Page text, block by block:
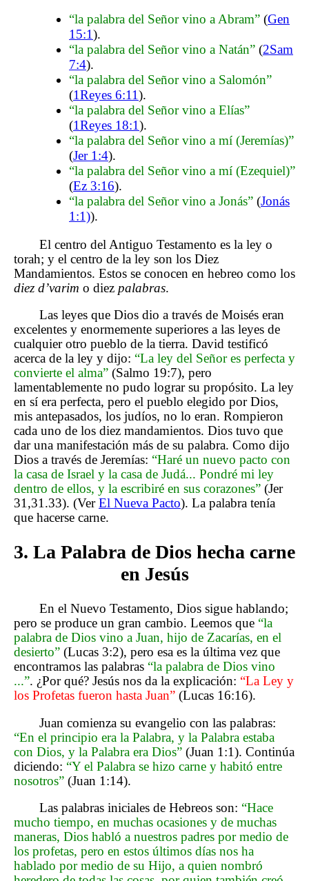
“la palabra del Señor vino a Abram” (Gen
15:1).
“la palabra del Señor vino a Natán” (2Sam
7:4).
“la palabra del Señor vino a Salomón”
(1Reyes 6:11).
“la palabra del Señor vino a Elías”
(1Reyes 18:1).
“la palabra del Señor vino a mí (Jeremías)”
(Jer 1:4).
“la palabra del Señor vino a mí (Ezequiel)”
(Ez 3:16).
“la palabra del Señor vino a Jonás” (Jonás
1:1)).
El centro del Antiguo Testamento es la ley o
torah; y el centro de la ley son los Diez
Mandamientos. Estos se conocen en hebreo como los
diez d’varim o diez palabras.
Las leyes que Dios dio a través de Moisés eran
excelentes y enormemente superiores a las leyes de
cualquier otro pueblo de la tierra. David testificó
acerca de la ley y dijo: “La ley del Señor es perfecta y
convierte el alma” (Salmo 19:7), pero
lamentablemente no pudo lograr su propósito. La ley
en sí era perfecta, pero el pueblo elegido por Dios,
mis antepasados, los judíos, no lo eran. Rompieron
cada uno de los diez mandamientos. Dios tuvo que
dar una manifestación más de su palabra. Como dijo
Dios a través de Jeremías: “Haré un nuevo pacto con
la casa de Israel y la casa de Judá... Pondré mi ley
dentro de ellos, y la escribiré en sus corazones” (Jer
31,31.33). (VerEl Nueva Pacto). La palabra tenía
que hacerse carne.
3. La Palabra de Dios hecha carne
en Jesús
En el Nuevo Testamento, Dios sigue hablando;
pero se produce un gran cambio. Leemos que “la
palabra de Dios vino a Juan, hijo de Zacarías, en el
desierto” (Lucas 3:2), pero esa es la última vez que
encontramos las palabras “la palabra de Dios vino
...”. ¿Por qué? Jesús nos da la explicación: “La Ley y
los Profetas fueron hasta Juan” (Lucas 16:16).
Juan comienza su evangelio con las palabras:
“En el principio era la Palabra, y la Palabra estaba
con Dios, y la Palabra era Dios” (Juan 1:1). Continúa
diciendo: “Y el Palabra se hizo carne y habitó entre
nosotros” (Juan 1:14).
Las palabras iniciales de Hebreos son: “Hace
mucho tiempo, en muchas ocasiones y de muchas
maneras, Dios habló a nuestros padres por medio de
los profetas, pero en estos últimos días nos ha
hablado por medio de su Hijo, a quien nombró